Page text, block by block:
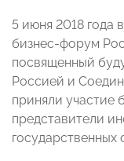
5 июня 2018 года
бизнес-форум
посвященный
Россией и
приняли участие
представители
государственных